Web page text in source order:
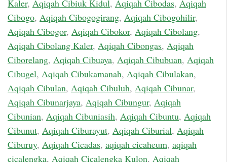
Kaler, Aqiqah Cibiuk Kidul, Aqiqah Cibodas, Aqiqah
Cibogo, Aqiqah Cibogogirang, Aqiqah Cibogohilir,
Aqiqah Cibogor, Aqiqah Cibokor, Aqiqah Cibolang,
Aqiqah Cibolang Kaler, Aqiqah Cibongas, Aqiqah
Ciborelang, Aqiqah Cibuaya, Aqiqah Cibubuan, Aqiqah
Cibugel, Aqiqah Cibukamanah, Aqiqah Cibulakan,
Aqiqah Cibulan, Aqiqah Cibuluh, Aqiqah Cibunar,
Aqiqah Cibunarjaya, Aqiqah Cibungur, Aqiqah
Cibunian, Aqiqah Cibuniasih, Aqiqah Cibuntu, Aqiqah
Cibunut, Aqiqah Ciburayut, Aqiqah Ciburial, Aqiqah
Ciburuy, Aqiqah Cicadas, aqiqah cicaheum, aqiqah
cicalengka, Aqiqah Cicalengka Kulon, Aqiqah